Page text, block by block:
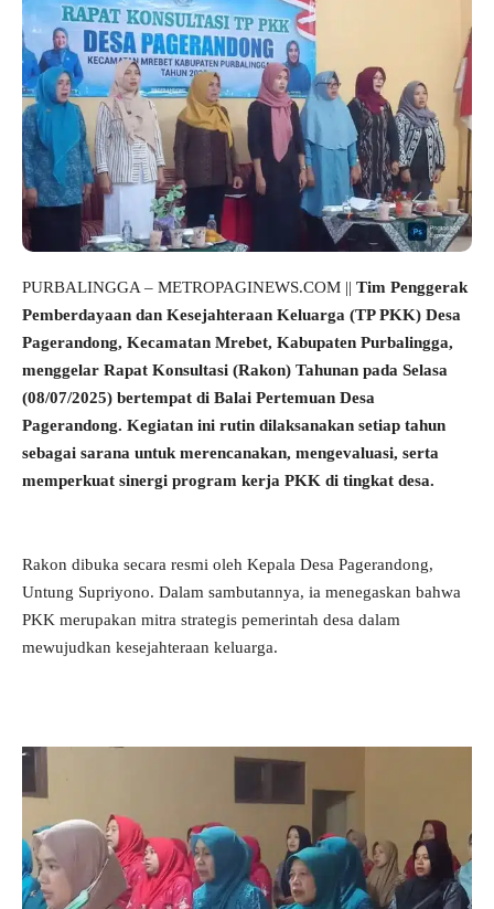
PURBALINGGA – METROPAGINEWS.COM || Tim Penggerak
Pemberdayaan dan Kesejahteraan Keluarga (TP PKK) Desa
Pagerandong, Kecamatan Mrebet, Kabupaten Purbalingga,
menggelar Rapat Konsultasi (Rakon) Tahunan pada Selasa
(08/07/2025) bertempat di Balai Pertemuan Desa
Pagerandong. Kegiatan ini rutin dilaksanakan setiap tahun
sebagai sarana untuk merencanakan, mengevaluasi, serta
memperkuat sinergi program kerja PKK di tingkat desa.
Rakon dibuka secara resmi oleh Kepala Desa Pagerandong,
Untung Supriyono. Dalam sambutannya, ia menegaskan bahwa
PKK merupakan mitra strategis pemerintah desa dalam
mewujudkan kesejahteraan keluarga.